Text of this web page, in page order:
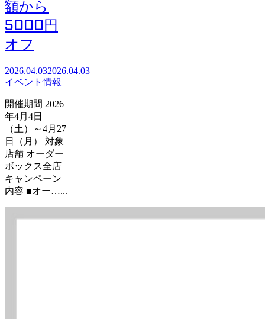
額から
5000円
オフ
2026.04.032026.04.03
イベント情報
開催期間 2026
年4月4日
（土）～4月27
日（月） 対象
店舗 オーダー
ボックス全店
キャンペーン
内容 ■オー…...